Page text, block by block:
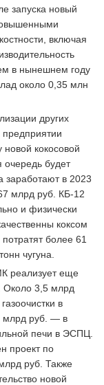
запуска новый
включая
в нынешнем году
около 0,35 млн
других
предприятии
новой кокосовой
будет
заработают в 2023
млрд руб. КБ-12
и физически
коксом
более 61
чугуна.
реализует еще
Около 3,5 млрд
в
млрд руб. — в
печи в ЭСПЦ.
проект по
руб. Также
новой